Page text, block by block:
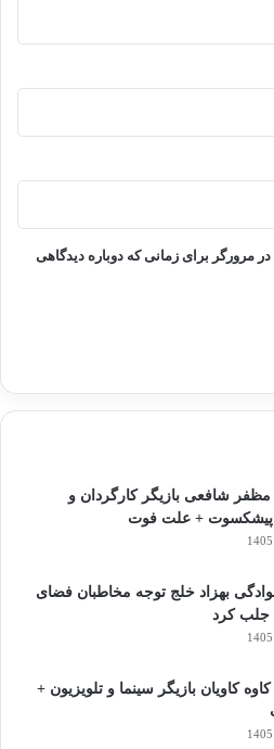
مرورگر برای زمانی که دوباره دیدگاهی
شافعی بازیگر کارگردان و
پیشکسوت + علت فوت
بهزاد خلج توجه مخاطبان فضای
جلب کرد
کاویان بازیگر سینما و تلویزیون +